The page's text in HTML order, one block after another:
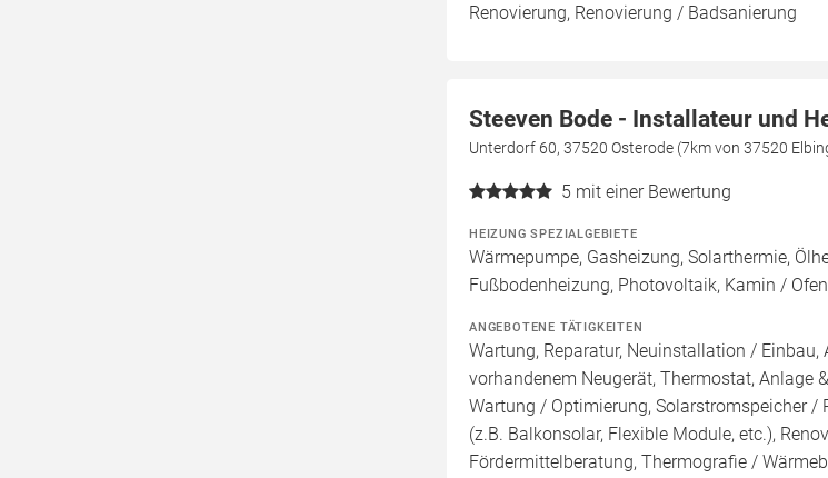
Renovierung, Renovierung / Badsanierung
Steeven Bode - Installateur und
Unterdorf 60, 37520 Osterode (7km von 37520
5 mit einer Bewertung
HEIZUNG SPEZIALGEBIETE
Wärmepumpe, Gasheizung, Solarthermie,
Fußbodenheizung, Photovoltaik, Kamin /
ANGEBOTENE TÄTIGKEITEN
Wartung, Reparatur, Neuinstallation /
vorhandenem Neugerät, Thermostat, Anlage
Wartung / Optimierung, Solarstromspeicher /
(z.B. Balkonsolar, Flexible Module, etc.),
Fördermittelberatung, Thermografie /